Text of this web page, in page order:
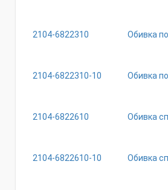
2104-6822310 Обивка
2104-6822310-10 Обивка
2104-6822610 Обивка
2104-6822610-10 Обивка